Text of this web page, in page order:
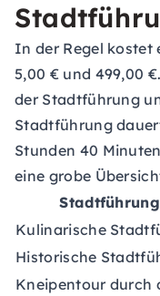
In der Regel kostet
5,00 € und 499,00
der Stadtführung
Stadtführung
Stunden 40
eine grobe
Kulinarische
Historische
Kneipentour durch